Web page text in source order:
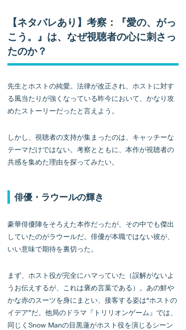
【ネタバレあり】考察：『愛の、がっ
こう。』は、なぜ視聴者の心に刺さっ
たのか？
先生とホストの純愛。法律が改正され、ホストに対す
る風当たりが強くなっている昨今において、かなり攻
めたストーリーだったと言えよう。
しかし、視聴者の支持が集まったのは、キャッチーな
テーマだけではない。考察とともに、本作が視聴者の
共感を集めた理由を探ってみたい。
俳優・ラウールの輝き
豪華俳優陣をそろえた本作だったが、その中でも傑出
していたのがラウールだ。俳優が本職ではない彼が、
いい意味で期待を裏切った。
まず、ホスト役が完全にハマっていた（誤解がないよ
うお伝えするが、これは褒め言葉である）。あの鮮や
かな赤のスーツを身にまとい、接客する姿は“ホストの
イデア”だ。他局のドラマ『トリリオンゲーム』では、
同じくSnow Manの目黒蓮がホスト役を演じるシーン